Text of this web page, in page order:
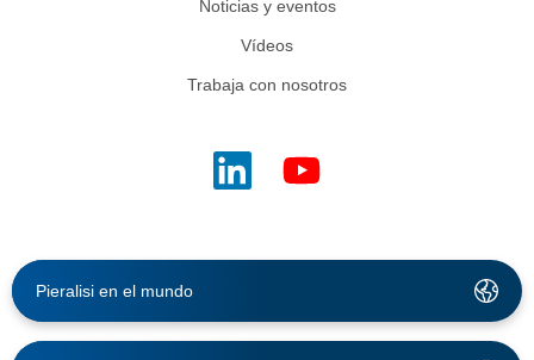
Noticias y eventos
Vídeos
Trabaja con nosotros
Pieralisi en el mundo